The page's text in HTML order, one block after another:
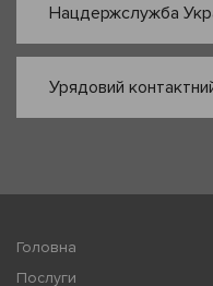
Нацдержслужба
Урядовий
Головна
Послуги